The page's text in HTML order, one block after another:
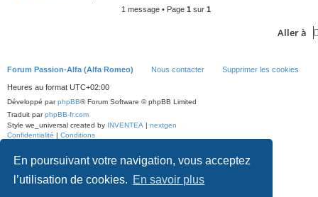
En poursuivant votre navigation, vous acceptez
l’utilisation de cookies. En savoir plus
1 message • Page 1 sur 1
Aller à
Forum Passion-Alfa (Alfa Romeo) Nous contacter Supprimer les cookies
Heures au format UTC+02:00
Développé parphpBB® Forum Software © phpBB Limited
Traduit parphpBB-fr.com
Style we_universal created by INVENTEA | nextgen
Confidentialité | Conditions